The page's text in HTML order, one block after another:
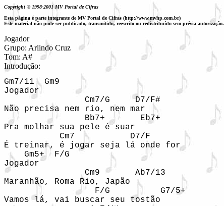
Copyright © 1998-2001 MV Portal de Cifras
Esta página é parte integrante de MV Portal de Cifras (http://www.mvhp.com.br)
Este material não pode ser publicado, transmitido, reescrito ou redistribuído sem prévia autorização.
Jogador
Grupo: Arlindo Cruz
Tom: A#
Introdução:
Gm7/11  Gm9
Jogador
                Cm7/G     D7/F#
Não precisa nem rio, nem mar
                Bb7+       Eb7+
Pra molhar sua pele é suar
           Cm7           D7/F
É treinar, é jogar seja lá onde for
    Gm5+  F/G
Jogador
                Cm9       Ab7/13
Maranhão, Roma Rio, Japão
                  F/G          G7/5+
Vamos lá, vai buscar seu tostão